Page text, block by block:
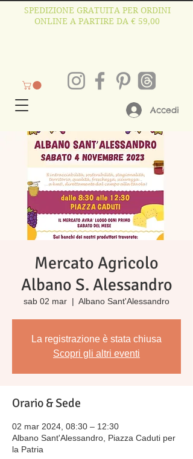
SPEDIZIONE GRATUITA PER ORDINI
ONLINE A PARTIRE DA € 59,00
Accedi
Mercato Agricolo
Albano S. Alessandro
sab 02 mar
  |
Albano Sant'Alessandro
La registrazione è stata chiusa
Scopri gli altri eventi
Orario & Sede
02 mar 2024, 08:30 – 12:30
Albano Sant'Alessandro, Piazza Caduti per
la Patria